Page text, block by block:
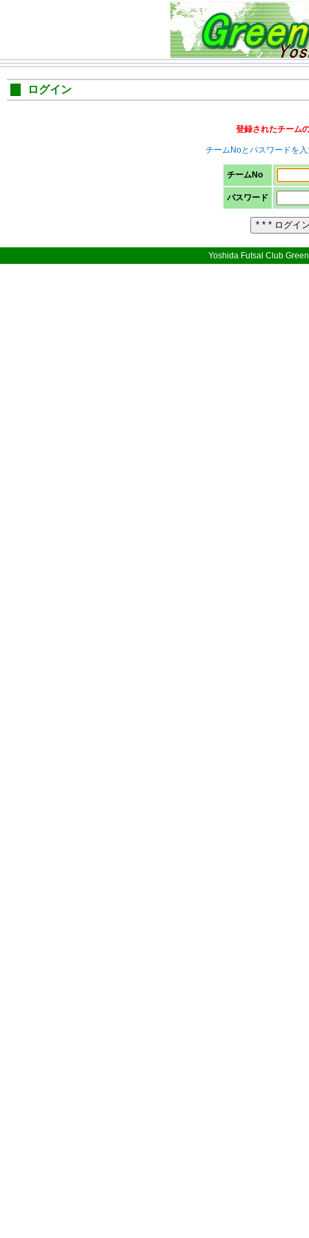
ログイン
登録されたチーム
チームNoとパスワードを
チームNo
パスワード
Yoshida Futsal Club